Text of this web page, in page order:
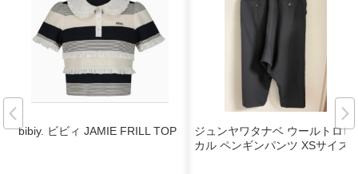
bibiy. ビビィ JAMIE FRILL TOP
ジュンヤワタナベ ウールトロピ
カル ペンギンパンツ XSサイズ